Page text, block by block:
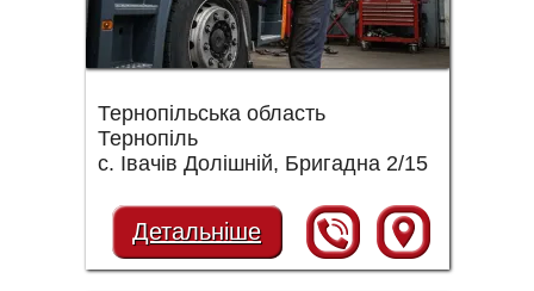
Тернопільська область
Тернопіль
с. Івачів Долішній, Бригадна 2/15
Детальніше